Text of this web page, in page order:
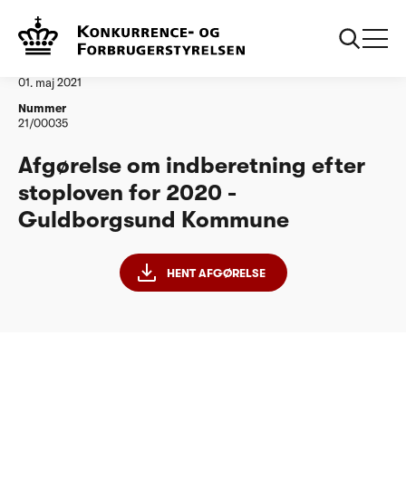
Vandtilsyn
01. maj 2021
Nummer
21/00035
Afgørelse om indberetning efter
stoploven for 2020 -
Guldborgsund Kommune
HENT AFGØRELSE